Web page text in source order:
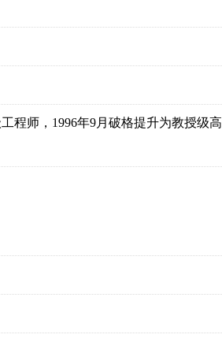
程师，1996年9月破格提升为教授级高